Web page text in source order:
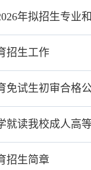
年拟招生专业
招生工作
免试生初审合格
就读我校成人高
招生简章